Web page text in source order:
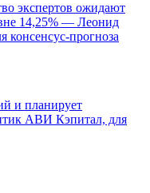
экспертов ожидают
14,25% — Леонид
прогноза
и планирует
АВИ Кэпитал, для